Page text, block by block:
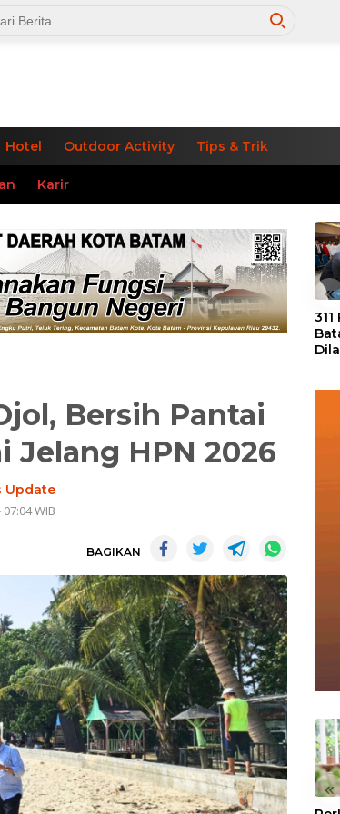
Hotel Outdoor Activity Tips & Trik
Karir
Bersih Pantai
Jelang HPN 2026
Update
WIB
BAGIKAN
«
«